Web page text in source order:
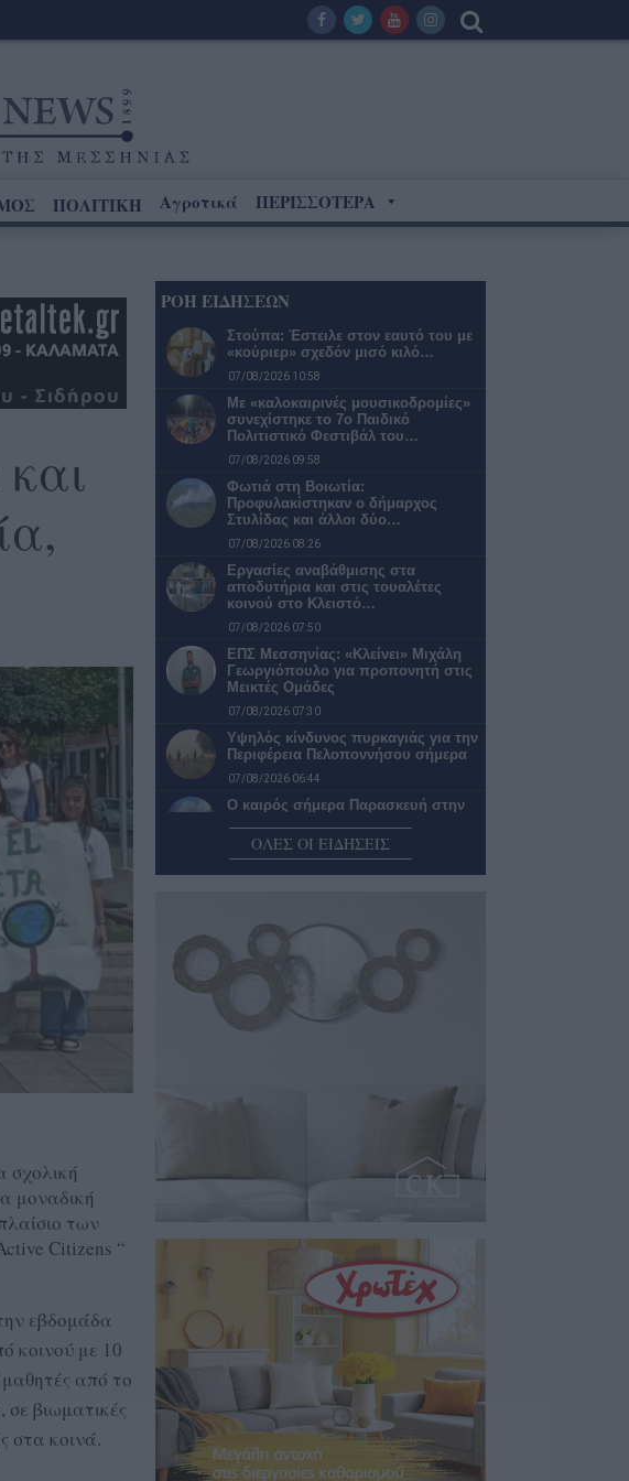
ΠΟΛΙΤΙΚΗ Αγροτικά ΠΕΡΙΣΣΟΤΕΡΑ
σχολική
μοναδική
των
Citizens “
εβδομάδα
κοινού με 10
μαθητές από το
βιωματικές
στα κοινά.
ΡΟΗ ΕΙΔΗΣΕΩΝ
Στούπα: Έστειλε στον εαυτό του με
«κούριερ» σχεδόν μισό κιλό…
07/08/2026 10:58
Με «καλοκαιρινές μουσικοδρομίες»
συνεχίστηκε το 7ο Παιδικό
Πολιτιστικό Φεστιβάλ του…
07/08/2026 09:58
Φωτιά στη Βοιωτία:
Προφυλακίστηκαν ο δήμαρχος
Στυλίδας και άλλοι δύο…
07/08/2026 08:26
Εργασίες αναβάθμισης στα
αποδυτήρια και στις τουαλέτες
κοινού στο Κλειστό…
07/08/2026 07:50
ΕΠΣ Μεσσηνίας: «Κλείνει» Μιχάλη
Γεωργιόπουλο για προπονητή στις
Μεικτές Ομάδες
07/08/2026 07:30
Υψηλός κίνδυνος πυρκαγιάς για την
Περιφέρεια Πελοποννήσου σήμερα
07/08/2026 06:44
Ο καιρός σήμερα Παρασκευή στην
07/08/2026 06:38
Αναβλήθηκε η επαναπροκήρυξη του
Από τον Πόντιο Πιλάτο… στα
«σπιτάκια» της ανακύκλωσης
06/08/2026 22:02
ΟΛΕΣ ΟΙ ΕΙΔΗΣΕΙΣ